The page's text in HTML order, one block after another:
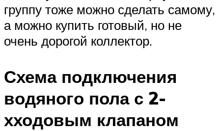
группу тоже можно сделать самому,
а можно купить готовый, но не
очень дорогой коллектор.
Схема подключения
водяного пола с 2-
хходовым клапаном